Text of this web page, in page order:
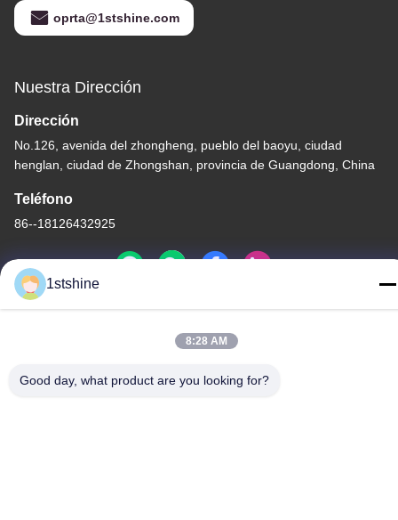
oprta@1stshine.com
Nuestra Dirección
Dirección
No.126, avenida del zhongheng, pueblo del baoyu, ciudad
henglan, ciudad de Zhongshan, provincia de Guangdong, China
Teléfono
86--18126432925
© de Copyright -2026 1stshine Industrial Company Limited .
1stshine
8:28 AM
Good day, what product are you looking for?